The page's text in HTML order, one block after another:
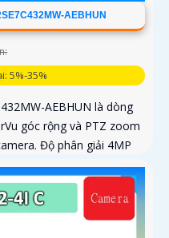
AEBHUN
5%-35%
AEBHUN là dòng
góc rộng và PTZ zoom
Độ phân giải 4MP